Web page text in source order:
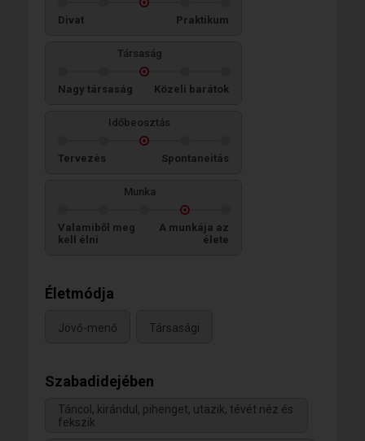
Divat Praktikum
Társaság
Nagy társaság Közeli barátok
Időbeosztás
Tervezés Spontaneitás
Munka
Valamiből meg
kell élni
A munkája az
élete
Életmódja
Jövő-menő Társasági
Szabadidejében
Táncol, kirándul, pihenget, utazik, tévét néz és
fekszik